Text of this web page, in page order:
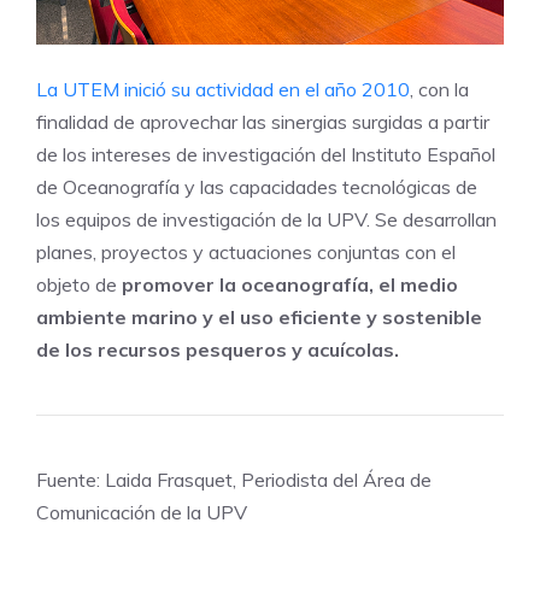
La UTEM inició su actividad en el año 2010, con la
finalidad de aprovechar las sinergias surgidas a partir
de los intereses de investigación del Instituto Español
de Oceanografía y las capacidades tecnológicas de
los equipos de investigación de la UPV. Se desarrollan
planes, proyectos y actuaciones conjuntas con el
objeto de promover la oceanografía, el medio
ambiente marino y el uso eficiente y sostenible
de los recursos pesqueros y acuícolas.
Fuente: Laida Frasquet, Periodista del Área de
Comunicación de la UPV